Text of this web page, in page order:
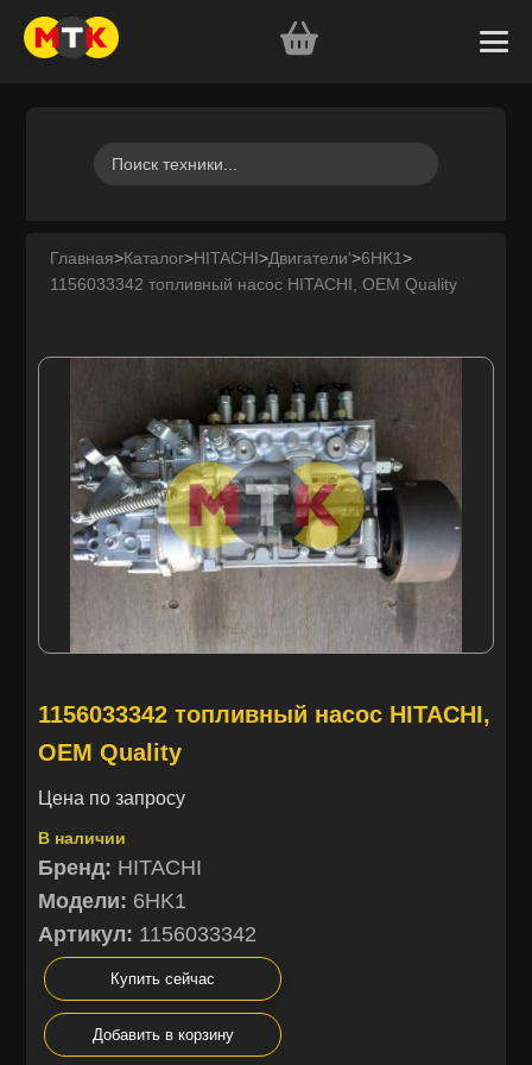
Главная>Каталог>HITACHI>Двигатели'>6HK1>
1156033342 топливный насос HITACHI, OEM Quality
1156033342 топливный насос HITACHI,
OEM Quality
Цена по запросу
В наличии
Бренд: HITACHI
Модели: 6HK1
Артикул: 1156033342
Купить сейчас
Добавить в корзину